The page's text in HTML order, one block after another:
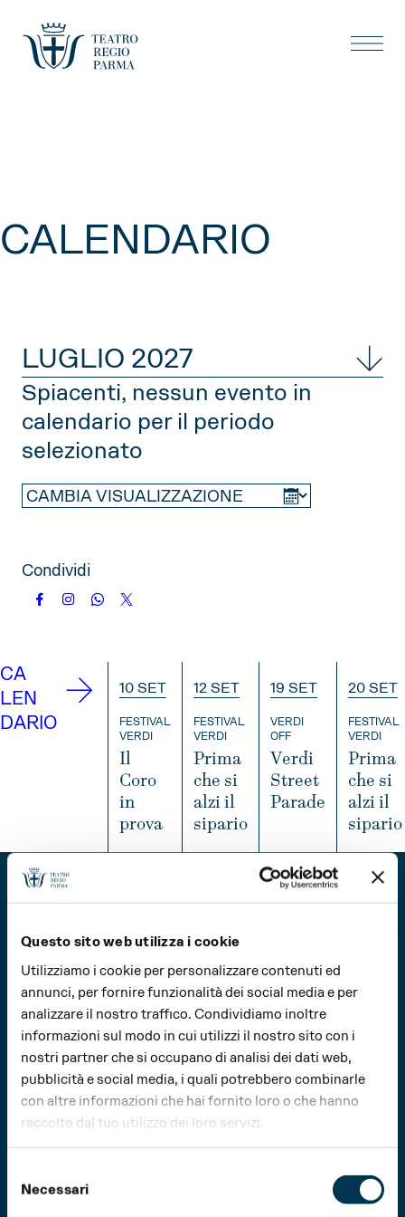
Questo sito web utilizza i cookie
Utilizziamo i cookie per personalizzare contenuti ed
annunci, per fornire funzionalità dei social media e per
analizzare il nostro traffico. Condividiamo inoltre
informazioni sul modo in cui utilizzi il nostro sito con i
nostri partner che si occupano di analisi dei dati web,
pubblicità e social media, i quali potrebbero combinarle
con altre informazioni che hai fornito loro o che hanno
raccolto dal tuo utilizzo dei loro servizi.
delNecessari
CALENDARIO
LUGLIO 2027
2025
GENNAIO
APRILE MAGGIO
OTTOBRE
NOVEMBRE
DICEMBRE
FEBBRAIO
MARZO
MAGGIO GIUGNO
LUGLIO AGOSTO SETTEMBRE
OTTOBRE
Spiacenti, nessun evento in
calendario per il periodo
selezionato
Condividi
CA
LEN
DARIO
10 SET
FESTIVAL
VERDI
Il
Coro
in
prova
12 SET
FESTIVAL
VERDI
Prima
che si
alzi il
sipario
INFO
19 SET
VERDI
OFF
Verdi
Street
Parade
INFO
20 SET
FESTIVAL
VERDI
Prima
che si
alzi il
sipario
© 2026 Fondazione Teatro Regio di Parma
Tutti i diritti riservati
Fondazione Teatro Regio di Parma
Strada Garibaldi, 16/a
43121 Parma – Italia
Tel (+39) 0521 203911
fondazioneteatroregioparma@pec.it
Privacy Policy
DesignBcpt Associati